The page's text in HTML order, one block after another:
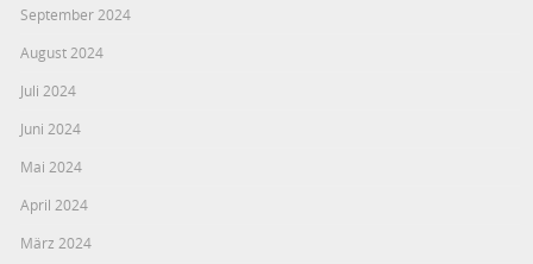
September 2024
August 2024
Juli 2024
Juni 2024
Mai 2024
April 2024
März 2024